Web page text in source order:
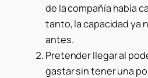
de la compañía había
tanto, la capacidad ya
antes.
Pretender llegar al
gastar sin tener una